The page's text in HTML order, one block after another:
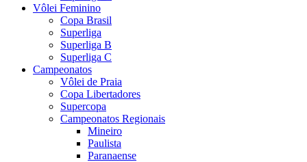
Vôlei Feminino
Copa Brasil
Superliga
Superliga B
Superliga C
Campeonatos
Vôlei de Praia
Copa Libertadores
Supercopa
Campeonatos Regionais
Mineiro
Paulista
Paranaense